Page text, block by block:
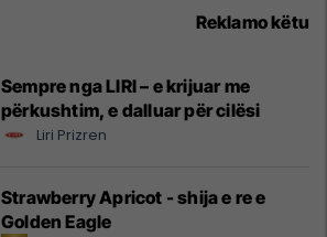
Reklamo këtu
Sempre nga LIRI – e krijuar me
përkushtim, e dalluar për cilësi
Liri Prizren
Strawberry Apricot - shija e re e
Golden Eagle